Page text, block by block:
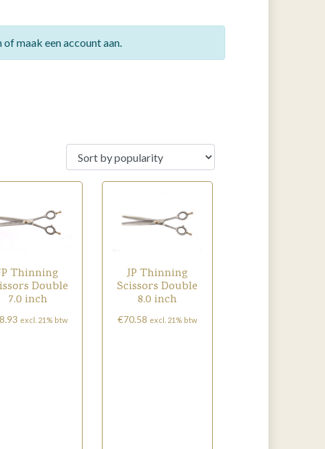
maak een account aan.
Thinning
Double
7.0 inch
excl. 21% btw
JP Thinning
Scissors Double
8.0 inch
€70.58 excl. 21% btw